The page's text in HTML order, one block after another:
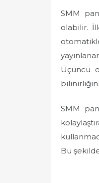
SMM
olabilir.
Üçüncü
SMM
Bu